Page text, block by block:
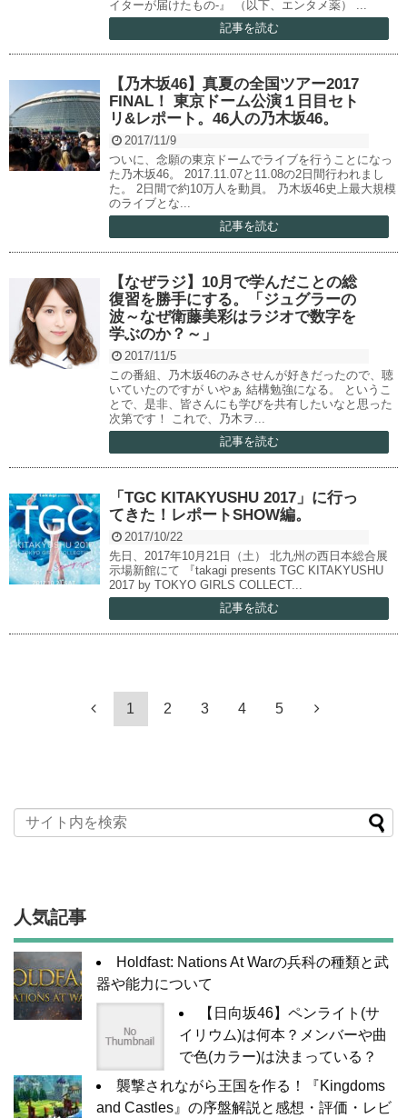
イターが届けたもの-』 （以下、エンタメ薬） ...
記事を読む
【乃木坂46】真夏の全国ツアー2017
FINAL！ 東京ドーム公演１日目セト
リ&レポート。46人の乃木坂46。
2017/11/9
ついに、念願の東京ドームでライブを行うことになっ
た乃木坂46。 2017.11.07と11.08の2日間行われまし
た。 2日間で約10万人を動員。 乃木坂46史上最大規模
のライブとな...
記事を読む
【なぜラジ】10月で学んだことの総
復習を勝手にする。「ジュグラーの
波～なぜ衛藤美彩はラジオで数字を
学ぶのか？～」
2017/11/5
この番組、乃木坂46のみさせんが好きだったので、聴
いていたのですが いやぁ 結構勉強になる。 というこ
とで、是非、皆さんにも学びを共有したいなと思った
次第です！ これで、乃木ヲ...
記事を読む
「TGC KITAKYUSHU 2017」に行っ
てきた！レポートSHOW編。
2017/10/22
先日、2017年10月21日（土） 北九州の西日本総合展
示場新館にて 『takagi presents TGC KITAKYUSHU
2017 by TOKYO GIRLS COLLECT...
記事を読む
1 2 3 4 5
人気記事
Holdfast: Nations At Warの兵科の種類と武
器や能力について
【日向坂46】ペンライト(サ
イリウム)は何本？メンバーや曲
で色(カラー)は決まっている？
襲撃されながら王国を作る！『Kingdoms
and Castles』の序盤解説と感想・評価・レビ